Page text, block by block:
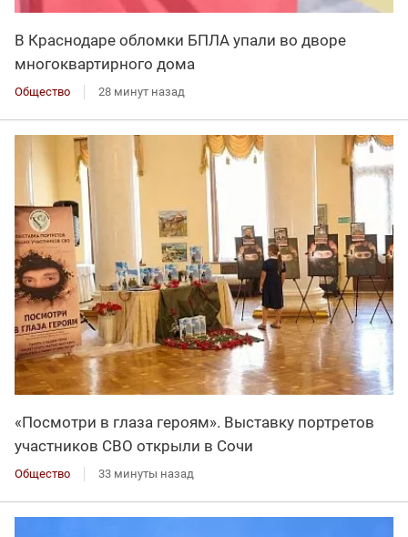
В Краснодаре обломки БПЛА упали во дворе
многоквартирного дома
Общество 28 минут назад
«Посмотри в глаза героям». Выставку портретов
участников СВО открыли в Сочи
Общество 33 минуты назад